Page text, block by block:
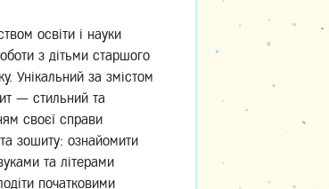
освіти і науки
з дітьми старшого
Унікальний за змістом
— стильний та
своєї справи
зошиту: ознайомити
та літерами
початковими